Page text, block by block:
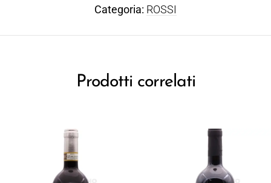
Categoria: ROSSI
Prodotti correlati